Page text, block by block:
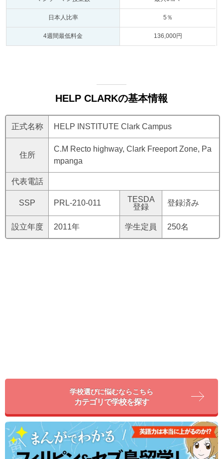
日本人比率 5％
4週間最低料金 136,000円
HELP CLARKの基本情報
正式名称 HELP INSTITUTE Clark Campus
住所
C.M Recto highway, Clark Freeport Zone, Pa
mpanga
代表電話
SSP PRL-210-011
TESDA
登録
登録済み
設立年度 2011年 学生定員 250名
学校選びに悩むならこちら
カテゴリで学校を探す